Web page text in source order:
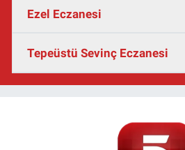
Ezel Eczanesi
Tepeüstü Sevinç Eczanesi